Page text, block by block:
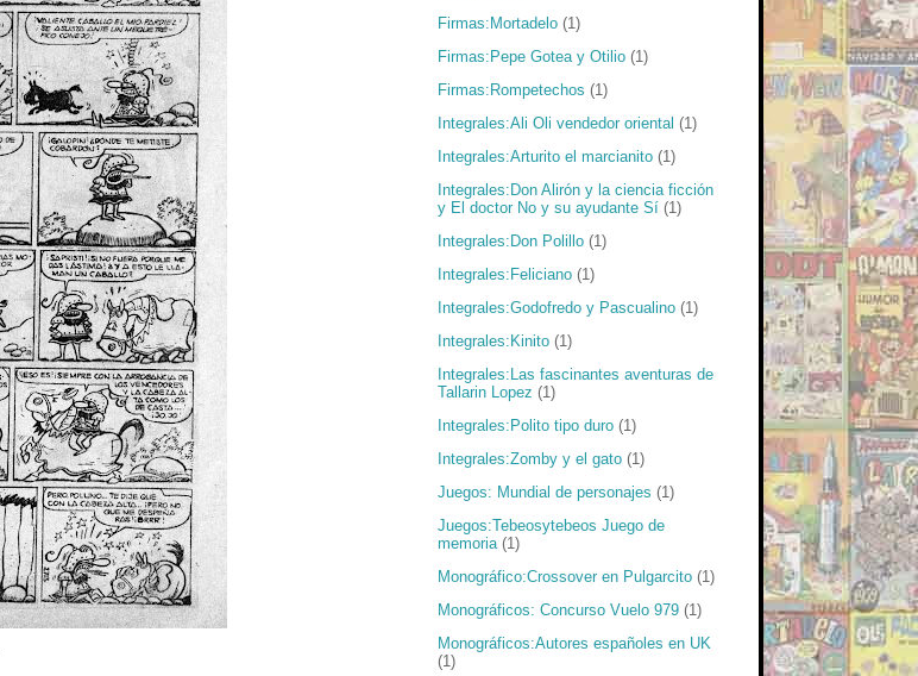
Firmas:Mortadelo (1)
Firmas:Pepe Gotea y Otilio (1)
Firmas:Rompetechos (1)
Integrales:Ali Oli vendedor oriental (1)
Integrales:Arturito el marcianito (1)
Integrales:Don Alirón y la ciencia ficción
y El doctor No y su ayudante Sí (1)
Integrales:Don Polillo (1)
Integrales:Feliciano (1)
Integrales:Godofredo y Pascualino (1)
Integrales:Kinito (1)
Integrales:Las fascinantes aventuras de
Tallarin Lopez (1)
Integrales:Polito tipo duro (1)
Integrales:Zomby y el gato (1)
Juegos: Mundial de personajes (1)
Juegos:Tebeosytebeos Juego de
memoria (1)
Monográfico:Crossover en Pulgarcito (1)
Monográficos: Concurso Vuelo 979 (1)
Monográficos:Autores españoles en UK
(1)